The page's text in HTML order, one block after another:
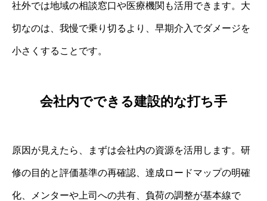
社外では地域の相談窓口や医療機関も活用できます。大
切なのは、我慢で乗り切るより、早期介入でダメージを
小さくすることです。
会社内でできる建設的な打ち手
原因が見えたら、まずは会社内の資源を活用します。研
修の目的と評価基準の再確認、達成ロードマップの明確
化、メンターや上司への共有、負荷の調整が基本線で